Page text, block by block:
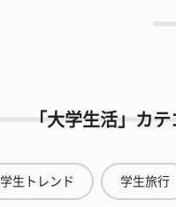
「大学生活」カ
学生トレンド 学生旅行